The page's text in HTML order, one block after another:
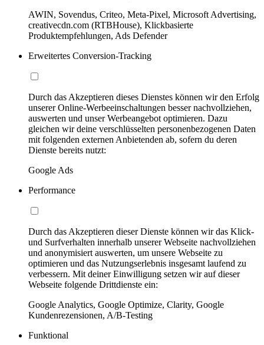
AWIN, Sovendus, Criteo, Meta-Pixel, Microsoft Advertising,
creativecdn.com (RTBHouse), Klickbasierte
Produktempfehlungen, Ads Defender
Erweitertes Conversion-Tracking
Durch das Akzeptieren dieses Dienstes können wir den Erfolg
unserer Online-Werbeeinschaltungen besser nachvollziehen,
auswerten und unser Werbeangebot optimieren. Dazu
gleichen wir deine verschlüsselten personenbezogenen Daten
mit folgenden externen Anbietenden ab, sofern du deren
Dienste bereits nutzt:
Google Ads
Performance
Durch das Akzeptieren dieser Dienste können wir das Klick-
und Surfverhalten innerhalb unserer Webseite nachvollziehen
und anonymisiert auswerten, um unsere Webseite zu
optimieren und das Nutzungserlebnis insgesamt laufend zu
verbessern. Mit deiner Einwilligung setzen wir auf dieser
Webseite folgende Drittdienste ein:
Google Analytics, Google Optimize, Clarity, Google
Kundenrezensionen, A/B-Testing
Funktional